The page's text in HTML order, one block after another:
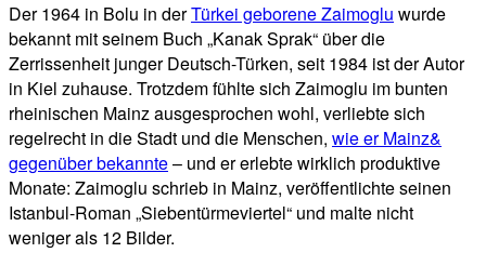
Der 1964 in Bolu in derTürkei geborene Zaimoglu wurde
bekannt mit seinem Buch „Kanak Sprak“ über die
Zerrissenheit junger Deutsch-Türken, seit 1984 ist der Autor
in Kiel zuhause. Trotzdem fühlte sich Zaimoglu im bunten
rheinischen Mainz ausgesprochen wohl, verliebte sich
regelrecht in die Stadt und die Menschen, wie er Mainz&
gegenüber bekannte– und er erlebte wirklich produktive
Monate: Zaimoglu schrieb in Mainz, veröffentlichte seinen
Istanbul-Roman „Siebentürmeviertel“ und malte nicht
weniger als 12 Bilder.